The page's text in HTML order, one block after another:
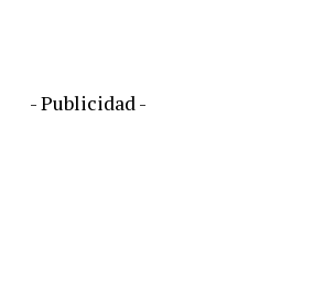
- Publicidad -